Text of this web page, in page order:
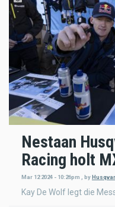
Nestaan
Racing holt
Mar 12 2024 - 10:26pm , by
Kay De Wolf legt die